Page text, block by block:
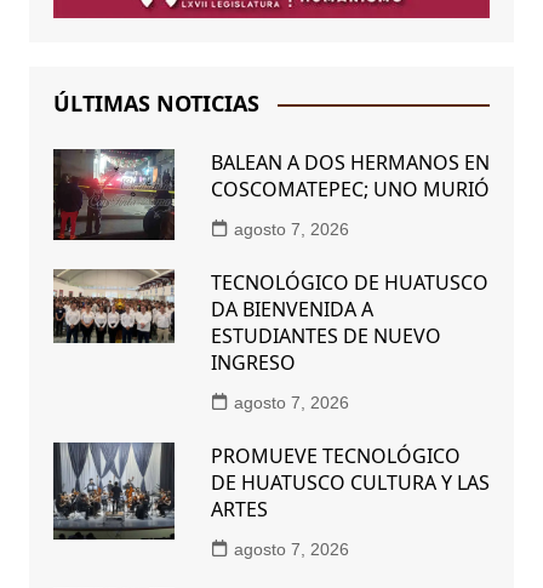
ÚLTIMAS NOTICIAS
BALEAN A DOS HERMANOS EN
COSCOMATEPEC; UNO MURIÓ
agosto 7, 2026
TECNOLÓGICO DE HUATUSCO
DA BIENVENIDA A
ESTUDIANTES DE NUEVO
INGRESO
agosto 7, 2026
PROMUEVE TECNOLÓGICO
DE HUATUSCO CULTURA Y LAS
ARTES
agosto 7, 2026